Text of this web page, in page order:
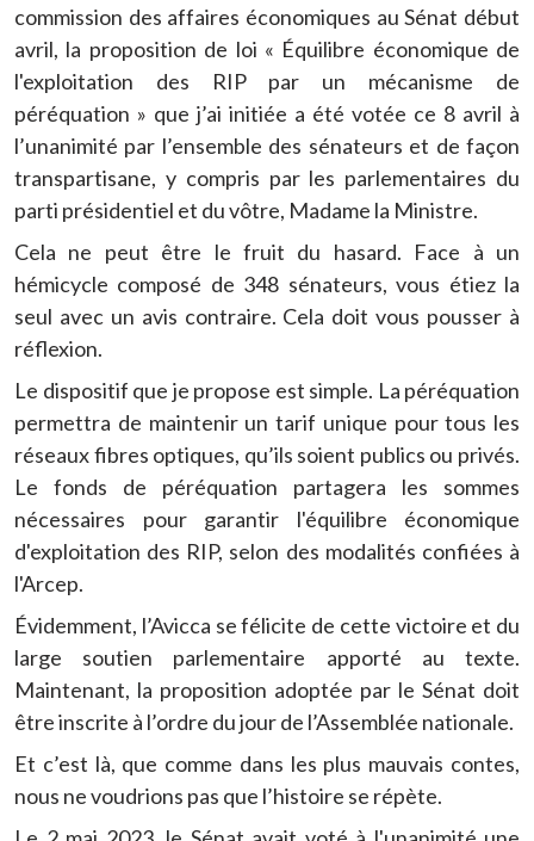
commission des affaires économiques au Sénat début
avril, la proposition de loi « Équilibre économique de
l'exploitation des RIP par un mécanisme de
péréquation » que j’ai initiée a été votée ce 8 avril à
l’unanimité par l’ensemble des sénateurs et de façon
transpartisane, y compris par les parlementaires du
parti présidentiel et du vôtre, Madame la Ministre.
Cela ne peut être le fruit du hasard. Face à un
hémicycle composé de 348 sénateurs, vous étiez la
seul avec un avis contraire. Cela doit vous pousser à
réflexion.
Le dispositif que je propose est simple. La péréquation
permettra de maintenir un tarif unique pour tous les
réseaux fibres optiques, qu’ils soient publics ou privés.
Le fonds de péréquation partagera les sommes
nécessaires pour garantir l'équilibre économique
d'exploitation des RIP, selon des modalités confiées à
l'Arcep.
Évidemment, l’Avicca se félicite de cette victoire et du
large soutien parlementaire apporté au texte.
Maintenant, la proposition adoptée par le Sénat doit
être inscrite à l’ordre du jour de l’Assemblée nationale.
Et c’est là, que comme dans les plus mauvais contes,
nous ne voudrions pas que l’histoire se répète.